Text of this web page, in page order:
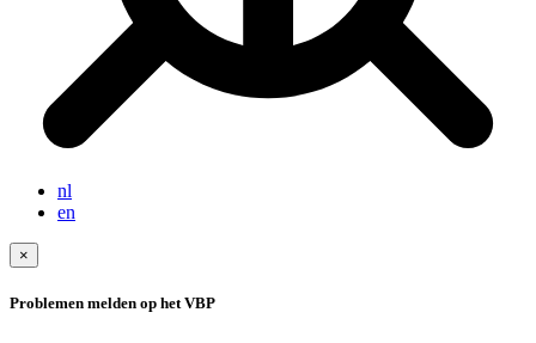
nl
en
×
Problemen melden op het VBP